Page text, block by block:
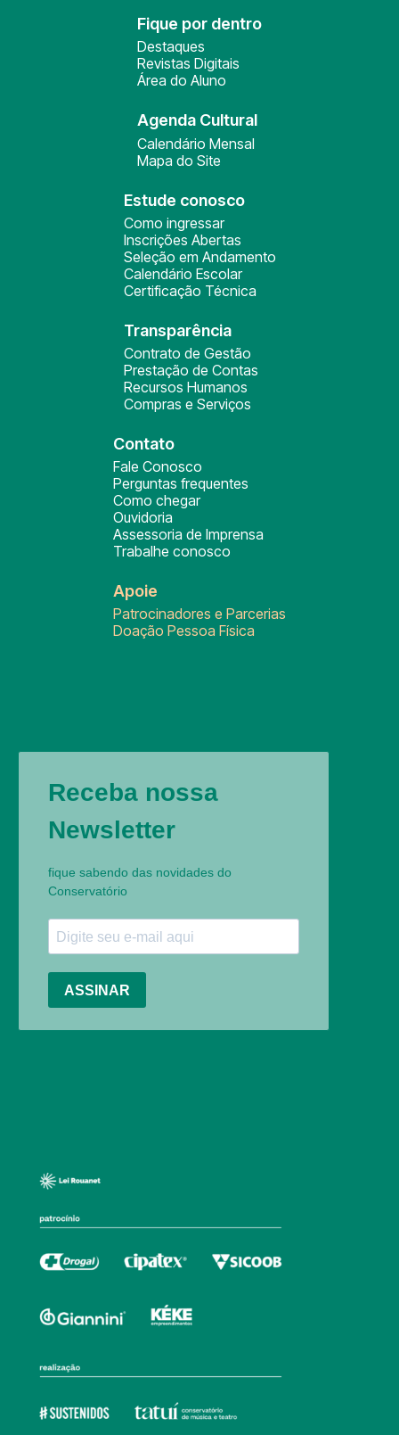
Fique por dentro
Destaques
Revistas Digitais
Área do Aluno
Agenda Cultural
Calendário Mensal
Mapa do Site
Estude conosco
Como ingressar
Inscrições Abertas
Seleção em Andamento
Calendário Escolar
Certificação Técnica
Transparência
Contrato de Gestão
Prestação de Contas
Recursos Humanos
Compras e Serviços
Contato
Fale Conosco
Perguntas frequentes
Como chegar
Ouvidoria
Assessoria de Imprensa
Trabalhe conosco
Apoie
Patrocinadores e Parcerias
Doação Pessoa Física